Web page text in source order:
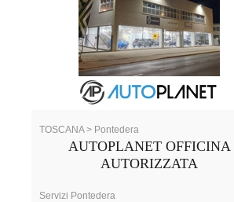
TOSCANA > Pontedera
AUTOPLANET OFFICINA
AUTORIZZATA
Servizi Pontedera